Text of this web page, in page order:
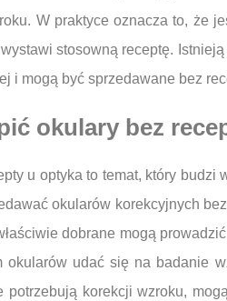
W praktyce oznacza to, że
stosowną receptę.
i mogą być sprzedawane bez
okulary bez
u optyka to temat, który
okularów korekcyjnych
dobrane mogą
okularów udać się na badanie
potrzebują korekcji wzroku,